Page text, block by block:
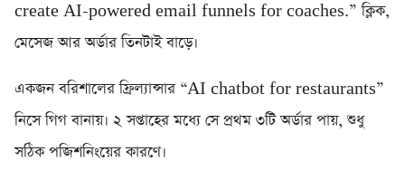
create AI-powered email funnels for coaches.” ক্লিক,
মেসেজ আর অর্ডার তিনটাই বাড়ে।
একজন বরিশালের ফ্রিল্যান্সার “AI chatbot for restaurants”
নিসে গিগ বানায়। ২ সপ্তাহের মধ্যে সে প্রথম ৩টি অর্ডার পায়, শুধু
সঠিক পজিশনিংয়ের কারণে।